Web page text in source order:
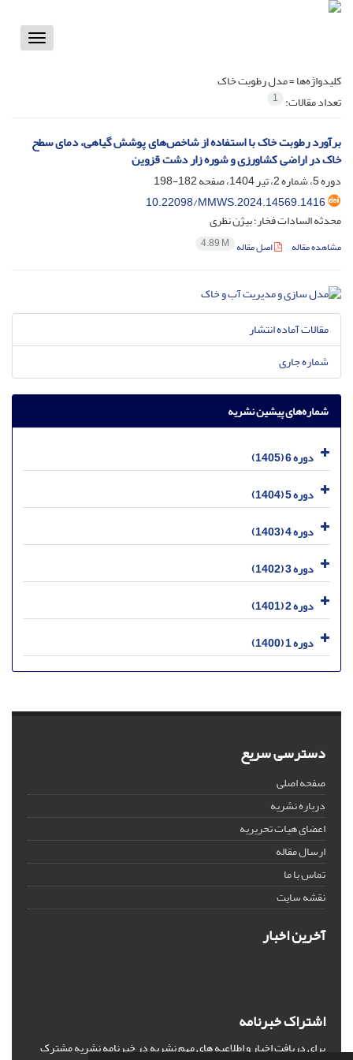
Toggle
کلیدواژه‌ها =مدل رطوبت خاک
تعداد مقالات: 1
برآورد رطوبت خاک با استفاده از شاخص‌های پوشش گیاهی، دمای سطح
خاک در اراضی کشاورزی و شوره زار دشت قزوین
دوره 5، شماره 2، تیر 1404، صفحه
182-198
10.22098/MMWS.2024.14569.1416
محدثه السادات فخار؛ بیژن نظری
مشاهده مقاله اصل مقاله 4.89 M
مقالات آماده انتشار
شماره جاری
شماره‌های پیشین نشریه
دوره 6 (1405)
دوره 5 (1404)
دوره 4 (1403)
دوره 3 (1402)
دوره 2 (1401)
دوره 1 (1400)
دسترسی سریع
صفحه اصلی
درباره نشریه
اعضای هیات تحریریه
ارسال مقاله
تماس با ما
نقشه سایت
آخرین اخبار
اشتراک خبرنامه
برای دریافت اخبار و اطلاعیه های مهم نشریه در خبرنامه نشریه مشترک